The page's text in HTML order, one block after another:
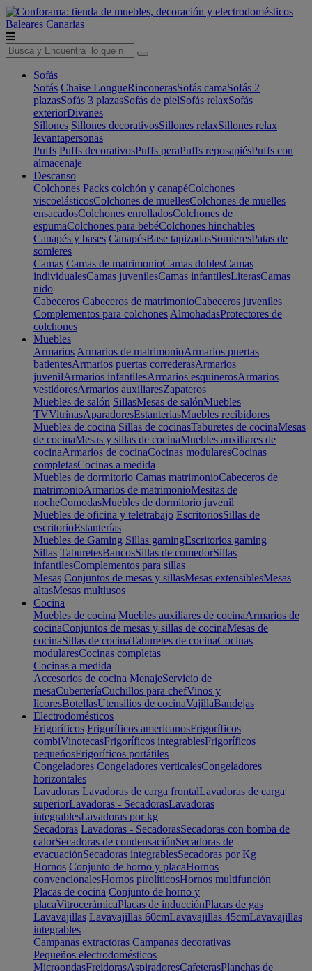
Baleares Canarias
Sofás
Sofás Chaise LongueRinconerasSofás camaSofás 2
plazasSofás 3 plazasSofás de pielSofás relaxSofás
exteriorDivanes
Sillones Sillones decorativosSillones relaxSillones relax
levantapersonas
Puffs Puffs decorativosPuffs peraPuffs reposapiésPuffs con
almacenaje
Descanso
Colchones Packs colchón y canapéColchones
viscoelásticosColchones de muellesColchones de muelles
ensacadosColchones enrolladosColchones de
espumaColchones para bebéColchones hinchables
Canapés y bases CanapésBase tapizadasSomieresPatas de
somieres
Camas Camas de matrimonioCamas doblesCamas
individualesCamas juvenilesCamas infantilesLiterasCamas
nido
Cabeceros Cabeceros de matrimonioCabeceros juveniles
Complementos para colchones AlmohadasProtectores de
colchones
Muebles
Armarios Armarios de matrimonioArmarios puertas
batientesArmarios puertas correderasArmarios
juvenilArmarios infantilesArmarios esquinerosArmarios
vestidoresArmarios auxiliaresZapateros
Muebles de salón SillasMesas de salónMuebles
TVVitrinasAparadoresEstanteriasMuebles recibidores
Muebles de cocina Sillas de cocinasTaburetes de cocinaMesas
de cocinaMesas y sillas de cocinaMuebles auxiliares de
cocinaArmarios de cocinaCocinas modularesCocinas
completasCocinas a medida
Muebles de dormitorio Camas matrimonioCabeceros de
matrimonioArmarios de matrimonioMesitas de
nocheComodasMuebles de dormitorio juvenil
Muebles de oficina y teletrabajo EscritoriosSillas de
escritorioEstanterías
Muebles de Gaming Sillas gamingEscritorios gaming
Sillas TaburetesBancosSillas de comedorSillas
infantilesComplementos para sillas
Mesas Conjuntos de mesas y sillasMesas extensiblesMesas
altasMesas multiusos
Cocina
Muebles de cocina Muebles auxiliares de cocinaArmarios de
cocinaConjuntos de mesas y sillas de cocinaMesas de
cocinaSillas de cocinaTaburetes de cocinaCocinas
modularesCocinas completas
Cocinas a medida
Accesorios de cocina MenajeServicio de
mesaCuberteríaCuchillos para chefVinos y
licoresBotellasUtensilios de cocinaVajillaBandejas
Electrodomésticos
Frigoríficos Frigoríficos americanosFrigoríficos
combiVinotecasFrigoríficos integrablesFrigoríficos
pequeñosFrigoríficos portátiles
Congeladores Congeladores verticalesCongeladores
horizontales
Lavadoras Lavadoras de carga frontalLavadoras de carga
superiorLavadoras - SecadorasLavadoras
integrablesLavadoras por kg
Secadoras Lavadoras - SecadorasSecadoras con bomba de
calorSecadoras de condensaciónSecadoras de
evacuaciónSecadoras integrablesSecadoras por Kg
Hornos Conjunto de horno y placaHornos
convencionalesHornos pirolíticosHornos multifunción
Placas de cocina Conjunto de horno y
placaVitrocerámicaPlacas de inducciónPlacas de gas
Lavavajillas Lavavajillas 60cmLavavajillas 45cmLavavajillas
integrables
Campanas extractoras Campanas decorativas
Pequeños electrodomésticos
MicroondasFreidorasAspiradoresCafeterasPlanchas de